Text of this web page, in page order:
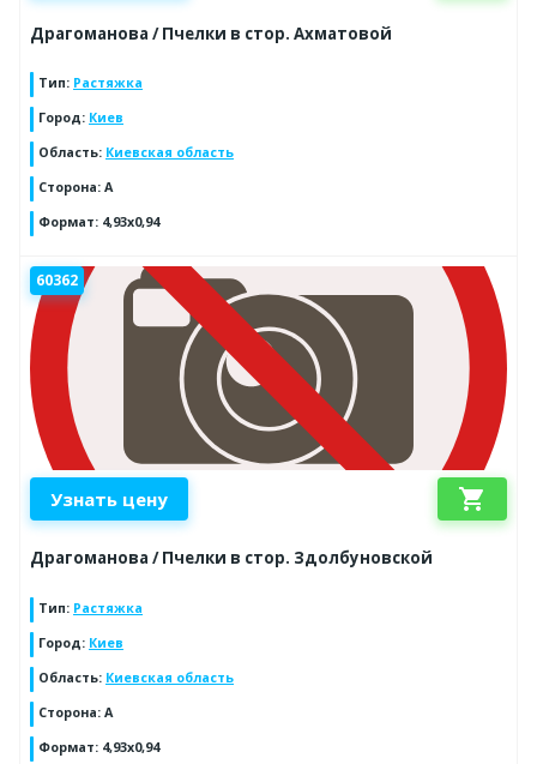
Драгоманова / Пчелки в стор. Ахматовой
Тип: Растяжка
Город: Киев
Область: Киевская область
Сторона: A
Формат: 4,93x0,94
60362
Узнать цену shopping_cart
Драгоманова / Пчелки в стор. Здолбуновской
Тип: Растяжка
Город: Киев
Область: Киевская область
Сторона: A
Формат: 4,93x0,94